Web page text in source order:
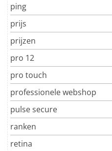
ping
prijs
prijzen
pro 12
pro touch
professionele webshop
pulse secure
ranken
retina